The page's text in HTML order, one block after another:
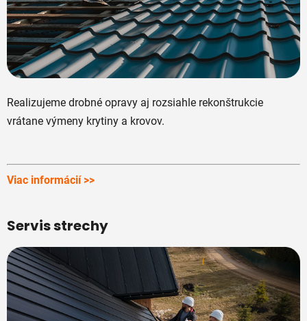
Realizujeme drobné opravy aj rozsiahle rekonštrukcie
vrátane výmeny krytiny a krovov.
Viac informácií >>
Servis strechy